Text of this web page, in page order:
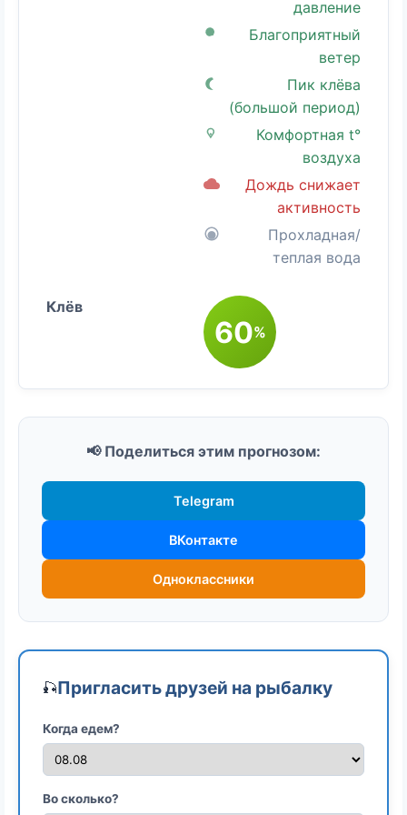
давление
Благоприятный
ветер
Пик клёва
(большой период)
Комфортная t°
воздуха
Дождь снижает
активность
Прохладная/
теплая вода
60%
📢 Поделиться этим прогнозом:
Telegram
ВКонтакте
Одноклассники
🎣Пригласить друзей на рыбалку
Когда едем?
Во сколько?